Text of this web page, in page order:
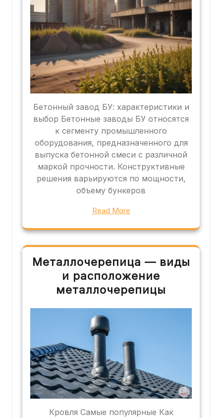
Бетонный завод БУ: характеристики и
выбор Бетонные заводы БУ относятся
к сегменту промышленного
оборудования, предназначенного для
выпуска бетонной смеси с различной
маркой прочности. Конструктивные
решения варьируются по мощности,
объему бункеров
Read More
Металлочерепица — виды
и расположение
металлочерепицы
Кровля Самые популярные Как